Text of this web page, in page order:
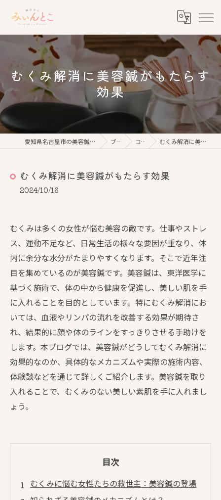
むくみ解消に美容鍼がもたらす
効果
愛知県名古屋市の美容鍼なら鍼灸美心みぃんとこ ブログ コラム むくみ解消に美容鍼がもたらす効果
むくみ解消に美容鍼がもたらす効果
2024/10/16
むくみは多くの女性が悩む美容の敵です。仕事やストレ
ス、運動不足など、日常生活の様々な要因が重なり、体
内に余分な水分がたまりやすくなります。そこで近年注
目を集めているのが美容鍼です。美容鍼は、東洋医学に
基づく施術で、体の中から健康を促進し、美しい肌を手
に入れることを目的としています。特にむくみ解消にお
いては、血液やリンパの流れを改善する効果が期待さ
れ、結果的に顔や体のラインをすっきりさせる手助けを
します。本ブログでは、美容鍼がどうしてむくみ解消に
効果的なのか、具体的なメカニズムや実際の施術内容、
体験談などを通じて詳しくご紹介します。美容鍼を取り
入れることで、むくみのない美しい素肌を手に入れまし
ょう。
目次
むくみに悩む女性たちの救世主：美容鍼の登場